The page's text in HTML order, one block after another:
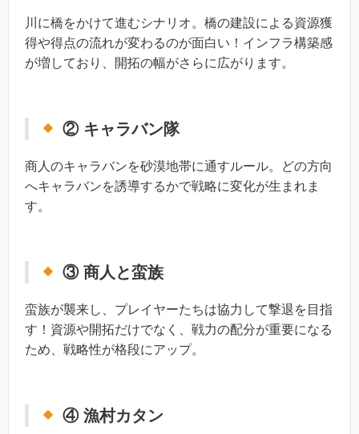
川に橋をかけて進むシナリオ。橋の建設による資源獲
得や得点の流れが変わるのが面白い！インフラ構築感
が増しており、開拓の幅がさらに広がります。
② キャラバン隊
商人のキャラバンを砂漠地帯に通すルール。どの方向
へキャラバンを誘導するかで戦略に変化が生まれま
す。
③ 商人と蛮族
蛮族が襲来し、プレイヤーたちは協力して撃退を目指
す！資源や開拓だけでなく、戦力の配分が重要になる
ため、戦略性が格段にアップ。
④ 漁村カタン